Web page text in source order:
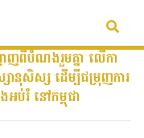
ញពីបំណងរួមគ្នា លើកា
ានុសិស្ស ដើម្បីជម្រុញការ
ប់រំ នៅកម្ពុជា